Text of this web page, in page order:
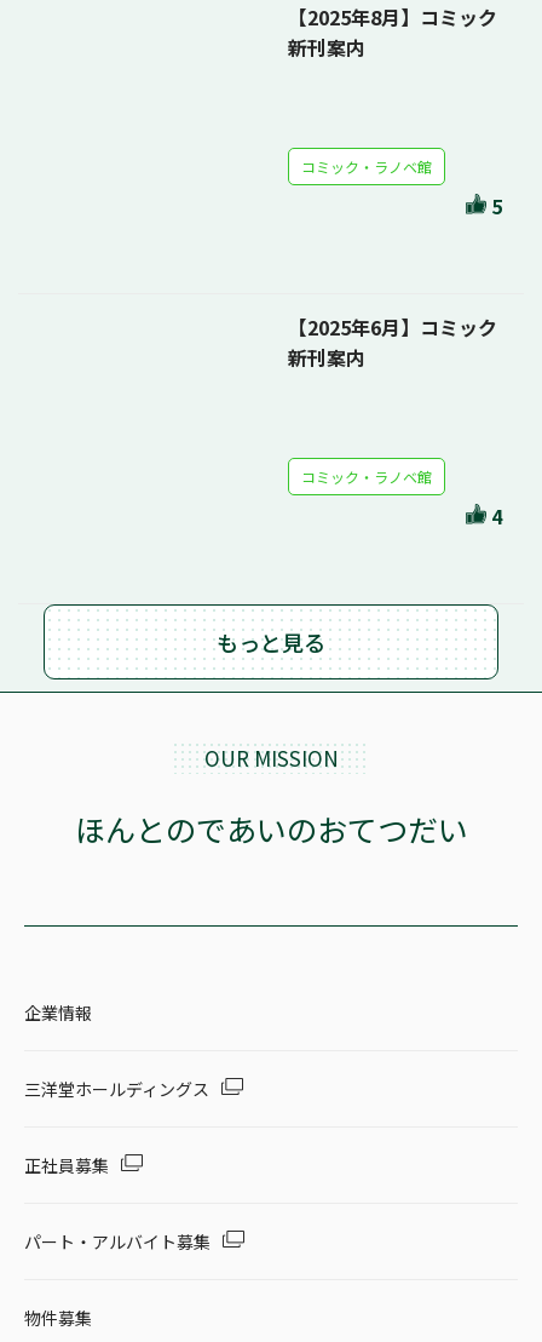
【2025年8月】コミック
新刊案内
コミック・ラノベ館
5
【2025年6月】コミック
新刊案内
コミック・ラノベ館
4
もっと見る
OUR MISSION
ほんとのであいのおてつだい
企業情報
三洋堂ホールディングス
正社員募集
パート・アルバイト募集
物件募集